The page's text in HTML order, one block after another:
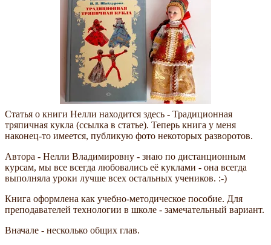
Статья о книги Нелли находится здесь - Традиционная
тряпичная кукла (ссылка в статье). Теперь книга у меня
наконец-то имеется, публикую фото некоторых разворотов.
Автора - Нелли Владимировну - знаю по дистанционным
курсам, мы все всегда любовались её куклами - она всегда
выполняла уроки лучше всех остальных учеников. :-)
Книга оформлена как учебно-методическое пособие. Для
преподавателей технологии в школе - замечательный вариант.
Вначале - несколько общих глав.